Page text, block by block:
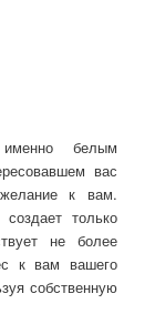
белым
вас
к вам.
только
не более
к вам вашего
собственную